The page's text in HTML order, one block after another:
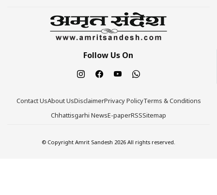
Follow Us On
Contact UsAbout UsDisclaimerPrivacy PolicyTerms & Conditions
Chhattisgarhi NewsE-paperRSSSitemap
© Copyright Amrit Sandesh 2026 All rights reserved.